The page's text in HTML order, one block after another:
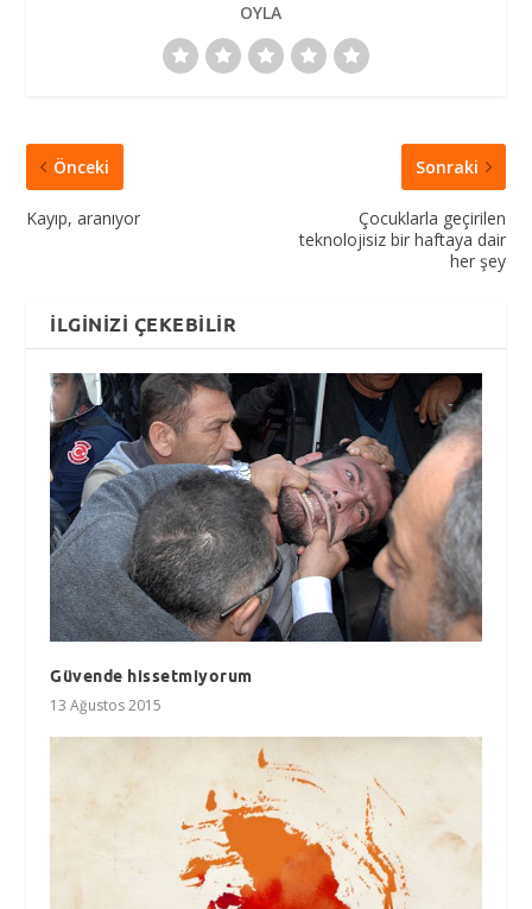
OYLA
Önceki
Kayıp, aranıyor
Sonraki
Çocuklarla geçirilen
teknolojisiz bir haftaya dair
her şey
İLGINIZI ÇEKEBILIR
Güvende hissetmiyorum
13 Ağustos 2015